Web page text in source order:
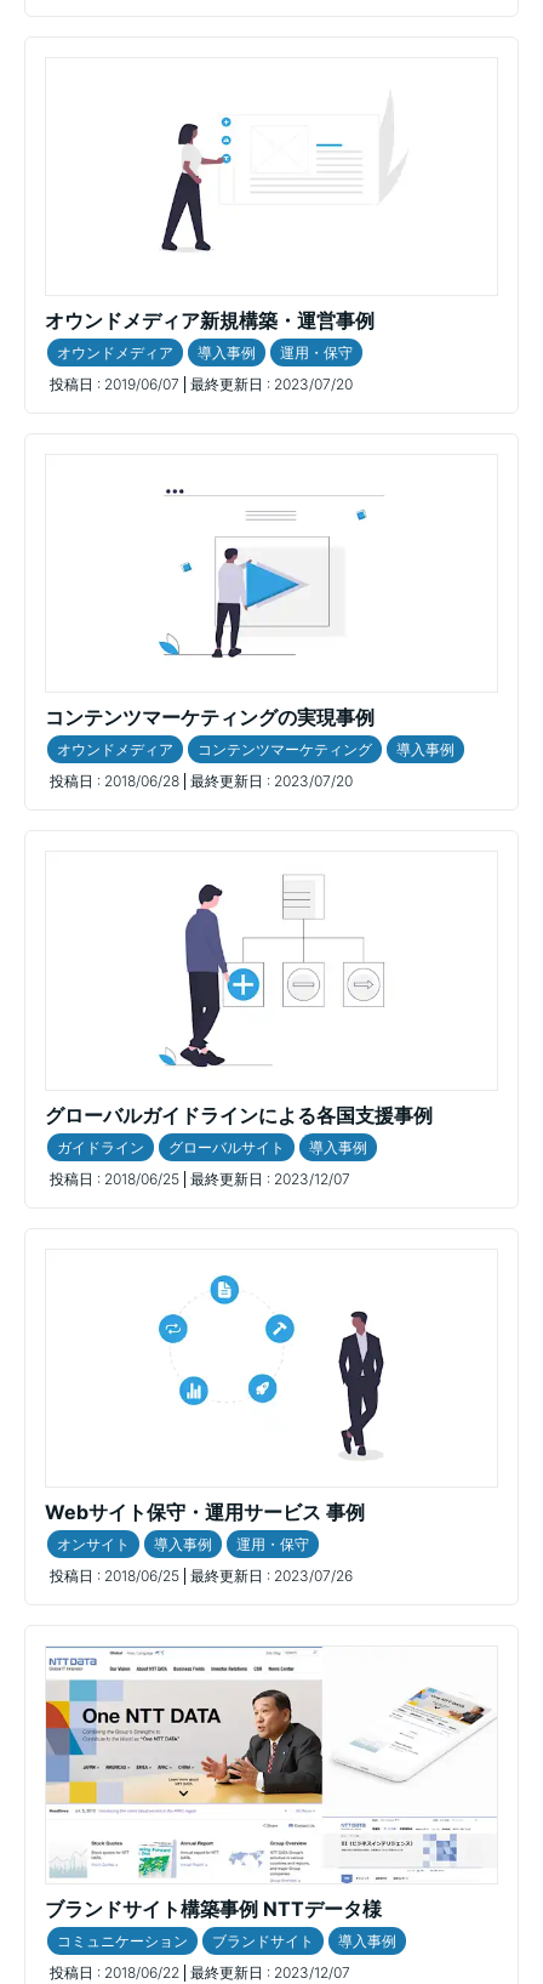
オウンドメディア新規構築・運営事例
オウンドメディア 導入事例
運用・保守
投稿日 : 2019/06/07 最終更新日 : 2023/07/20
コンテンツマーケティングの実現事例
オウンドメディア コンテンツマーケティング
導入事例
投稿日 : 2018/06/28 最終更新日 : 2023/07/20
グローバルガイドラインによる各国支援事例
ガイドライン グローバルサイト
導入事例
投稿日 : 2018/06/25 最終更新日 : 2023/12/07
Webサイト保守・運用サービス 事例
オンサイト 導入事例
運用・保守
投稿日 : 2018/06/25 最終更新日 : 2023/07/26
ブランドサイト構築事例 NTTデータ様
コミュニケーション ブランドサイト
導入事例
投稿日 : 2018/06/22 最終更新日 : 2023/12/07